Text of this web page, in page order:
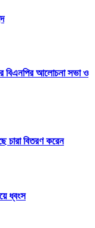
বিএনপির আলোচনা সভা ও
চারা বিতরণ করেন
ধ্বংস